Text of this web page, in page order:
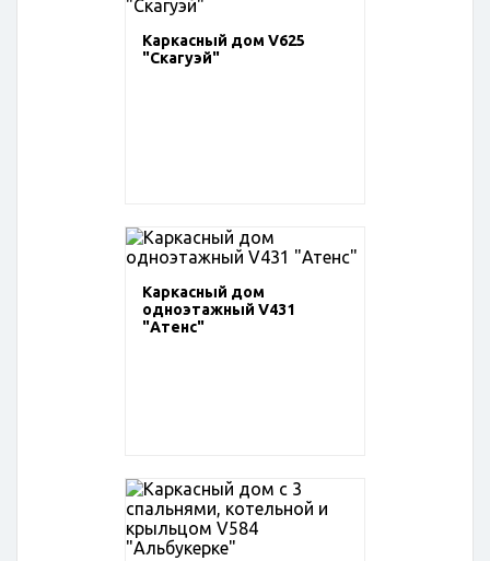
Каркасный дом V625
"Скагуэй"
Каркасный дом
одноэтажный V431
"Атенс"